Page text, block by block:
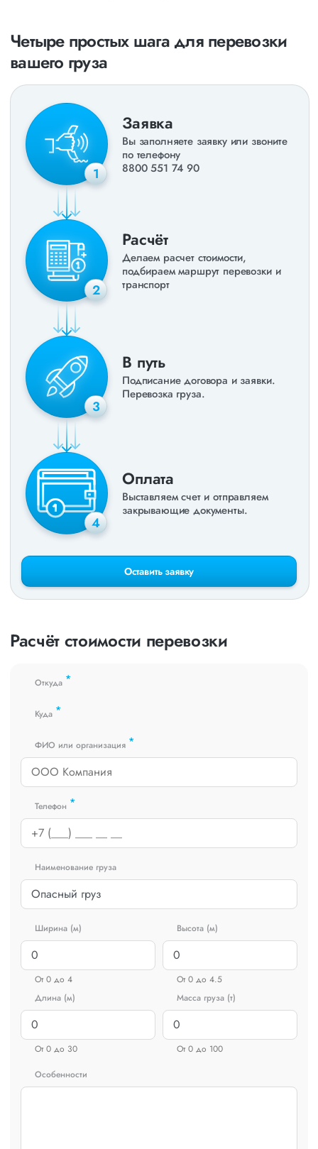
Четыре простых шага для перевозки
вашего груза
1
Заявка
Вы заполняете заявку или звоните
по телефону
8800 551 74 90
2
Расчёт
Делаем расчет стоимости,
подбираем маршрут перевозки и
транспорт
3
В путь
Подписание договора и заявки.
Перевозка груза.
4
Оплата
Выставляем счет и отправляем
закрывающие документы.
Оставить заявку
Расчёт стоимости перевозки
Откуда *
Куда *
ФИО или организация *
Телефон *
Наименование груза
Ширина (м)
От 0 до 4
Высота (м)
От 0 до 4.5
Длина (м)
От 0 до 30
Масса груза (т)
От 0 до 100
Особенности